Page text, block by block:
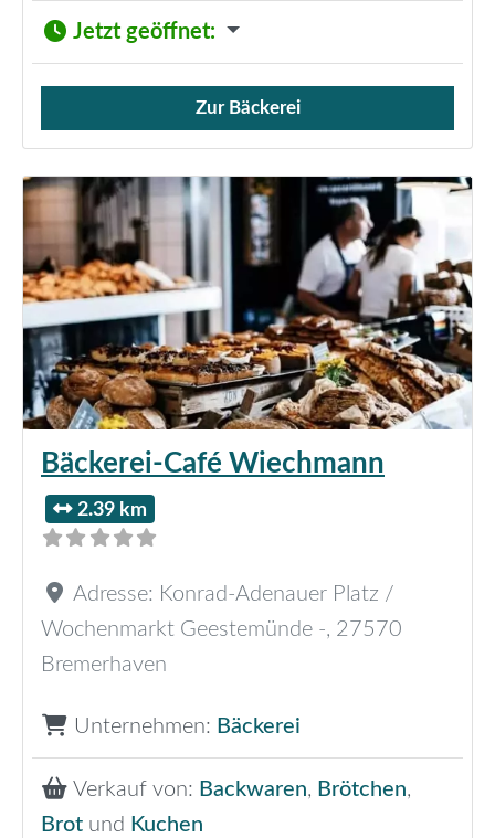
Jetzt geöffnet:
Verkauf von Brötchen,
Zur Bäckerei
Bäckerei-Café Wiechmann
2.39 km
Adresse: Konrad-Adenauer Platz /
Wochenmarkt Geestemünde -, 27570
Bremerhaven
Unternehmen: Bäckerei
Verkauf von: Backwaren, Brötchen,
Brot und Kuchen